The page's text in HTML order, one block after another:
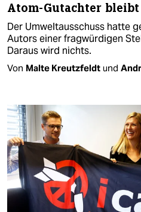
Atom-Gutachter bleibt
Der Umweltausschuss hatte
Autors einer fragwürdigen
Daraus wird nichts.
Von Malte Kreutzfeldt und